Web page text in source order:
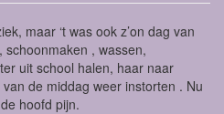
maar ‘t was ook z’on dag van
, wassen,
uit school halen, haar naar
de middag weer instorten . Nu
hoofd pijn.